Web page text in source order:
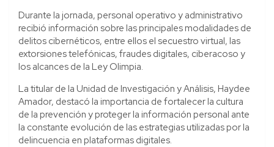
Durante la jornada, personal operativo y administrativo
recibió información sobre las principales modalidades de
delitos cibernéticos, entre ellos el secuestro virtual, las
extorsiones telefónicas, fraudes digitales, ciberacoso y
los alcances de la Ley Olimpia.
La titular de la Unidad de Investigación y Análisis, Haydee
Amador, destacó la importancia de fortalecer la cultura
de la prevención y proteger la información personal ante
la constante evolución de las estrategias utilizadas por la
delincuencia en plataformas digitales.